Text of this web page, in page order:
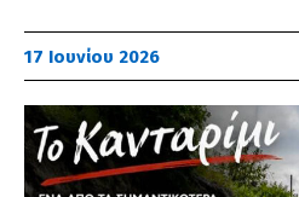
17 Ιουνίου 2026